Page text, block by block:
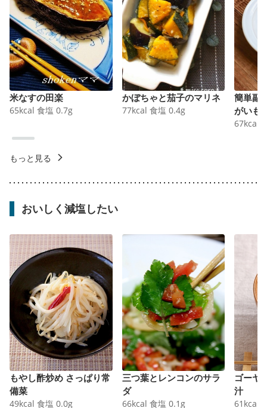
米なすの田楽
65kcal 食塩 0.7g
かぼちゃと茄子のマリネ
77kcal 食塩 0.4g
簡単副
がいも
67kcal
もっと見る
おいしく減塩したい
もやし酢炒め さっぱり常
備菜
49kcal 食塩 0.0g
三つ葉とレンコンのサラ
ダ
66kcal 食塩 0.1 g
ゴーヤ
汁
61 kcal